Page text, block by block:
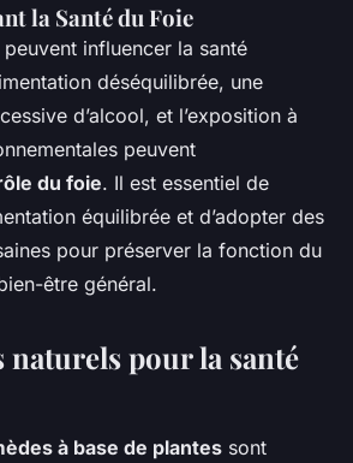
la Santé du Foie
influencer la santé
déséquilibrée, une
d’alcool, et l’exposition à
peuvent
du foie. Il est essentiel de
équilibrée et d’adopter des
pour préserver la fonction du
être général.
naturels pour la santé
à base de plantes sont